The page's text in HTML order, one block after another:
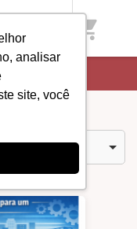
analisar
site, você
shopping_cart